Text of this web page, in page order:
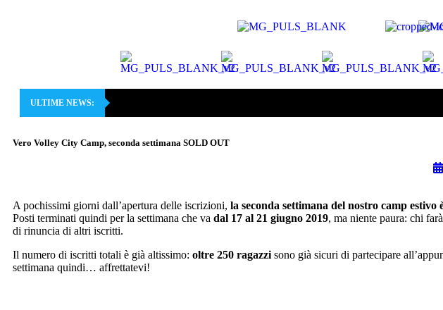
ULTIME NEWS:
Vero Volley City Camp, seconda settimana SOLD OUT
A pochissimi giorni dall’apertura delle iscrizioni, la seconda settimana del nostro camp
Posti terminati quindi per la settimana che va dal 17 al 21 giugno 2019, ma niente paura: chi
di rinuncia di altri iscritti.
Il numero di iscritti totali è già altissimo: oltre 250 ragazzi sono già sicuri di partecipare
settimana quindi… affrettatevi!